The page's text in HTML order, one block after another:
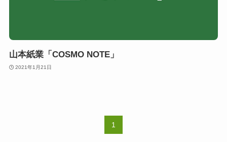
山本紙業「COSMO NOTE」
2021年1月21日
1